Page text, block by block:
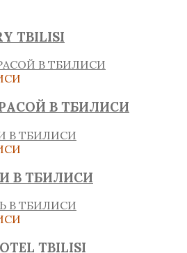
TBILISI
В ТБИЛИСИ
В ТБИЛИСИ
TBILISI